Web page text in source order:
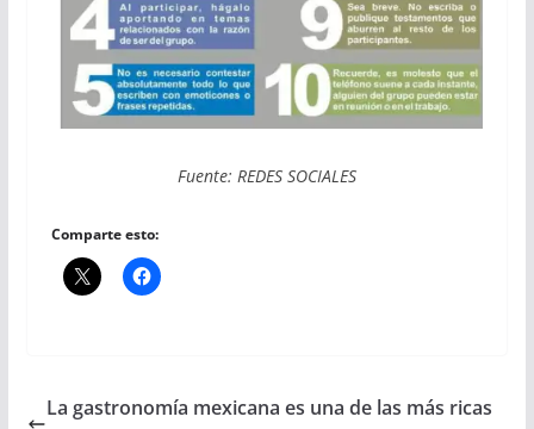
Fuente: REDES SOCIALES
Comparte esto:
La gastronomía mexicana es una de las más ricas